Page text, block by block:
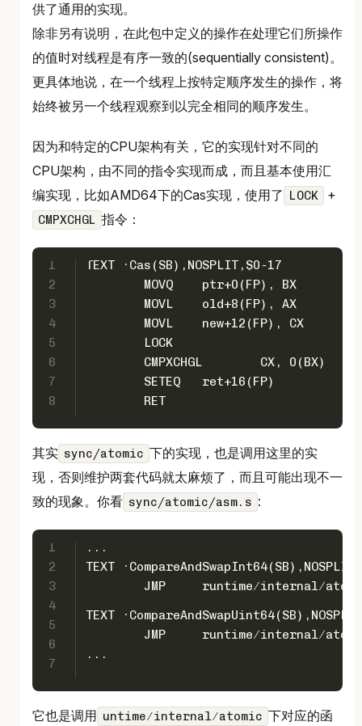
供了通用的实现。
除非另有说明，在此包中定义的操作在处理它们所操作
的值时对线程是有序一致的(sequentially consistent)。
更具体地说，在一个线程上按特定顺序发生的操作，将
始终被另一个线程观察到以完全相同的顺序发生。
因为和特定的CPU架构有关，它的实现针对不同的
CPU架构，由不同的指令实现而成，而且基本使用汇
编实现，比如AMD64下的Cas实现，使用了 LOCK +
CMPXCHGL 指令：
1
2
3
4
5
6
7
8
TEXT ·Cas(SB),NOSPLIT,$0-17
	MOVQ	ptr+0(FP), BX
	MOVL	old+8(FP), AX
	MOVL	new+12(FP), CX
	LOCK
	CMPXCHGL	CX, 0(BX)
	SETEQ	ret+16(FP)
	RET
其实 sync/atomic 下的实现，也是调用这里的实
现，否则维护两套代码就太麻烦了，而且可能出现不一
致的现象。你看 sync/atomic/asm.s :
1
2
3
4
5
6
7
...
TEXT
JMP
TEXT
JMP
...
它也是调用 untime∕internal∕atomic 下对应的函